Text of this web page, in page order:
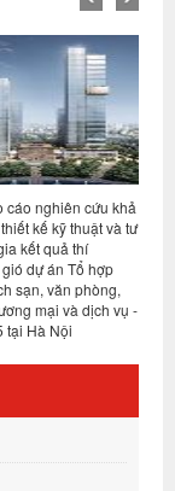
cáo nghiên cứu khả
kế kỹ thuật và tư
kết quả thí
dự án Tổ hợp
sạn, văn phòng,
mại và dịch vụ -
tại Hà Nội